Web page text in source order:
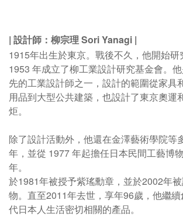
| 設計師：柳宗理 Sori Yanagi |
1915年出生於東京。 戰後不久，他開始研
1953 年成立了柳工業設計研究基金會。
先的工業設計師之一，設計的範圍從家具
用品到大型公共建築，也設計了東京奧運
炬。
除了設計活動外，他還在金澤藝術學院等
年，並從 1977 年起擔任日本民間工藝博
年。
於1981年被授予紫瑤勳章，並於2002年
物。 直至2011年去世，享年96歲，他繼
代日本人生活密切相關的產品。